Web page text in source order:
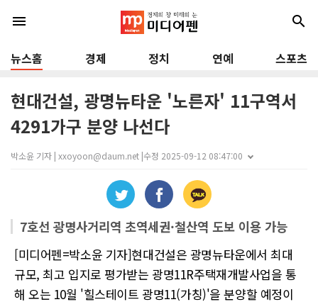
menu search
뉴스홈 경제 정치 연예 스포츠
현대건설, 광명뉴타운 '노른자' 11구역서
4291가구 분양 나선다
박소윤 기자 | xxoyoon@daum.net |수정 2025-09-12 08:47:00
7호선 광명사거리역 초역세권·철산역 도보 이용 가능
[미디어펜=박소윤 기자]현대건설은 광명뉴타운에서 최대
규모, 최고 입지로 평가받는 광명11R주택재개발사업을 통
해 오는 10월 '힐스테이트 광명11(가칭)'을 분양할 예정이